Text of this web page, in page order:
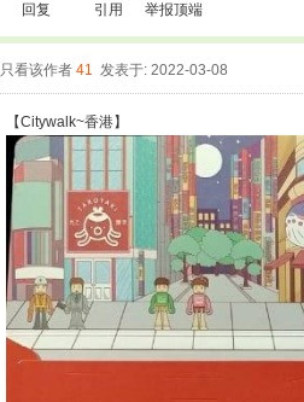
回复 引用 举报顶端
只看该作者 41 发表于: 2022-03-08
【Citywalk~香港】